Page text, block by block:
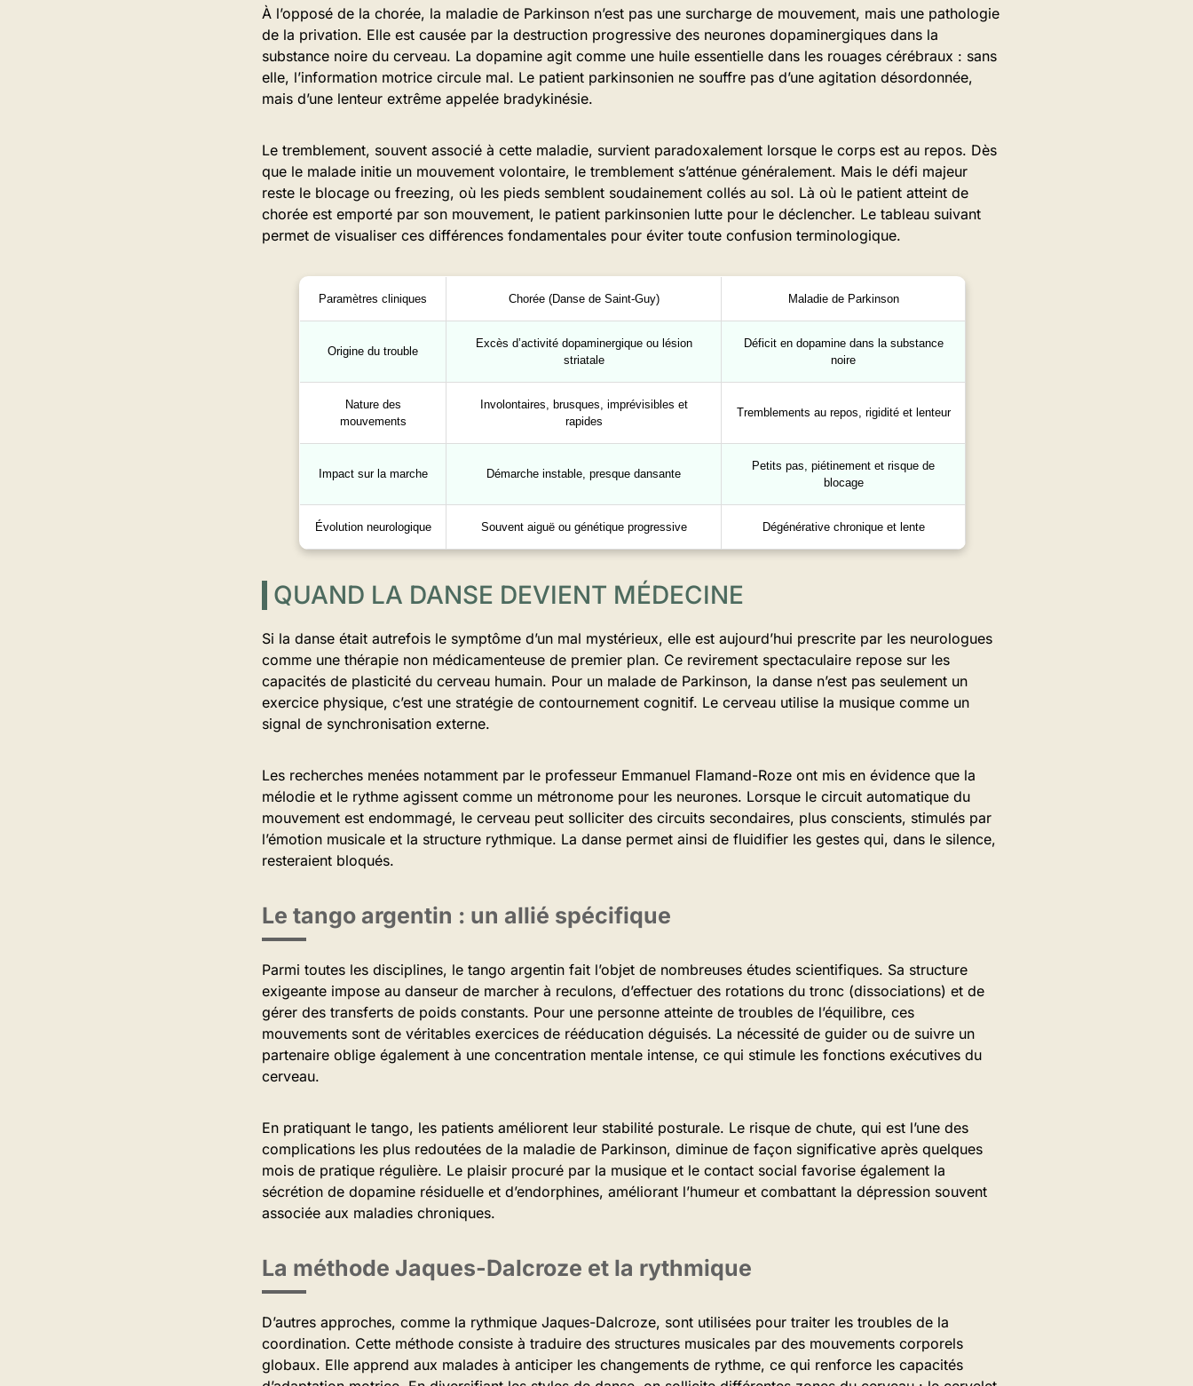
À l’opposé de la chorée, la maladie de Parkinson n’est pas une surcharge de mouvement, mais une pathologie
de la privation. Elle est causée par la destruction progressive des neurones dopaminergiques dans la
substance noire du cerveau. La dopamine agit comme une huile essentielle dans les rouages cérébraux : sans
elle, l’information motrice circule mal. Le patient parkinsonien ne souffre pas d’une agitation désordonnée,
mais d’une lenteur extrême appelée bradykinésie.
Le tremblement, souvent associé à cette maladie, survient paradoxalement lorsque le corps est au repos. Dès
que le malade initie un mouvement volontaire, le tremblement s’atténue généralement. Mais le défi majeur
reste le blocage ou freezing, où les pieds semblent soudainement collés au sol. Là où le patient atteint de
chorée est emporté par son mouvement, le patient parkinsonien lutte pour le déclencher. Le tableau suivant
permet de visualiser ces différences fondamentales pour éviter toute confusion terminologique.
Paramètres cliniques Chorée (Danse de Saint-Guy) Maladie de Parkinson
Origine du trouble
Excès d’activité dopaminergique ou lésion
striatale
Déficit en dopamine dans la substance
noire
Nature des
mouvements
Involontaires, brusques, imprévisibles et
rapides
Tremblements au repos, rigidité et lenteur
Impact sur la marche Démarche instable, presque dansante
Petits pas, piétinement et risque de
blocage
Évolution neurologique Souvent aiguë ou génétique progressive Dégénérative chronique et lente
QUAND LA DANSE DEVIENT MÉDECINE
Si la danse était autrefois le symptôme d’un mal mystérieux, elle est aujourd’hui prescrite par les neurologues
comme une thérapie non médicamenteuse de premier plan. Ce revirement spectaculaire repose sur les
capacités de plasticité du cerveau humain. Pour un malade de Parkinson, la danse n’est pas seulement un
exercice physique, c’est une stratégie de contournement cognitif. Le cerveau utilise la musique comme un
signal de synchronisation externe.
Les recherches menées notamment par le professeur Emmanuel Flamand-Roze ont mis en évidence que la
mélodie et le rythme agissent comme un métronome pour les neurones. Lorsque le circuit automatique du
mouvement est endommagé, le cerveau peut solliciter des circuits secondaires, plus conscients, stimulés par
l’émotion musicale et la structure rythmique. La danse permet ainsi de fluidifier les gestes qui, dans le silence,
resteraient bloqués.
Le tango argentin : un allié spécifique
Parmi toutes les disciplines, le tango argentin fait l’objet de nombreuses études scientifiques. Sa structure
exigeante impose au danseur de marcher à reculons, d’effectuer des rotations du tronc (dissociations) et de
gérer des transferts de poids constants. Pour une personne atteinte de troubles de l’équilibre, ces
mouvements sont de véritables exercices de rééducation déguisés. La nécessité de guider ou de suivre un
partenaire oblige également à une concentration mentale intense, ce qui stimule les fonctions exécutives du
cerveau.
En pratiquant le tango, les patients améliorent leur stabilité posturale. Le risque de chute, qui est l’une des
complications les plus redoutées de la maladie de Parkinson, diminue de façon significative après quelques
mois de pratique régulière. Le plaisir procuré par la musique et le contact social favorise également la
sécrétion de dopamine résiduelle et d’endorphines, améliorant l’humeur et combattant la dépression souvent
associée aux maladies chroniques.
La méthode Jaques-Dalcroze et la rythmique
D’autres approches, comme la rythmique Jaques-Dalcroze, sont utilisées pour traiter les troubles de la
coordination. Cette méthode consiste à traduire des structures musicales par des mouvements corporels
globaux. Elle apprend aux malades à anticiper les changements de rythme, ce qui renforce les capacités